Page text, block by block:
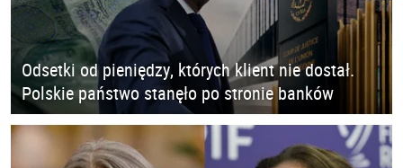
Odsetki od pieniędzy, których klient nie dostał.
Polskie państwo stanęło po stronie banków